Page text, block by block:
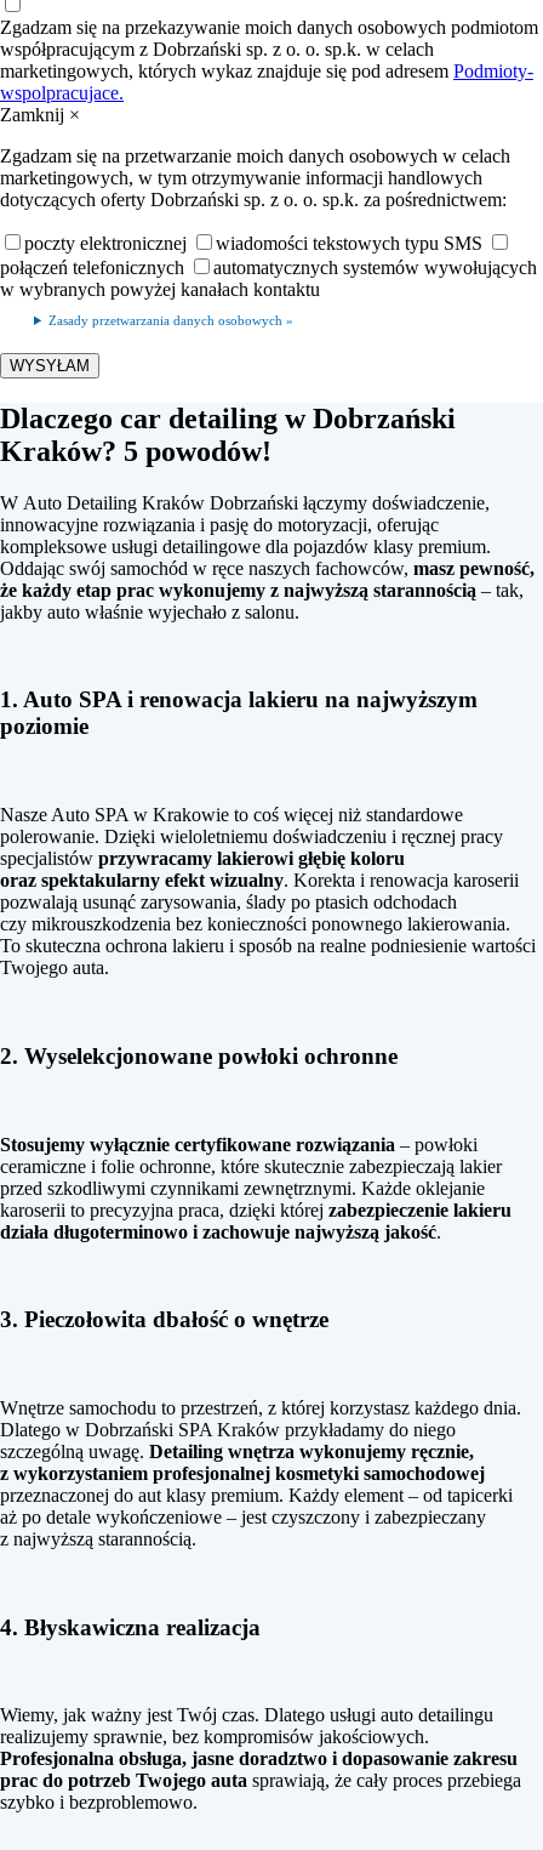
Zgadzam się na przekazywanie moich danych osobowych podmiotom
współpracującym z Dobrzański sp. z o. o. sp.k. w celach
marketingowych, których wykaz znajduje się pod adresem Podmioty-
wspolpracujace.
Zamknij ×
Zgadzam się na przetwarzanie moich danych osobowych w celach
marketingowych, w tym otrzymywanie informacji handlowych
dotyczących oferty Dobrzański sp. z o. o. sp.k. za pośrednictwem:
poczty elektronicznej
wiadomości tekstowych typu SMS
połączeń telefonicznych
automatycznych systemów wywołujących
w wybranych powyżej kanałach kontaktu
Zasady przetwarzania danych osobowych »
Dlaczego car detailing w Dobrzański
Kraków? 5 powodów!
W Auto Detailing Kraków Dobrzański łączymy doświadczenie,
innowacyjne rozwiązania i pasję do motoryzacji, oferując
kompleksowe usługi detailingowe dla pojazdów klasy premium.
Oddając swój samochód w ręce naszych fachowców, masz pewność,
że każdy etap prac wykonujemy z najwyższą starannością – tak,
jakby auto właśnie wyjechało z salonu.
1. Auto SPA i renowacja lakieru na najwyższym
poziomie
Nasze Auto SPA w Krakowie to coś więcej niż standardowe
polerowanie. Dzięki wieloletniemu doświadczeniu i ręcznej pracy
specjalistów przywracamy lakierowi głębię koloru
oraz spektakularny efekt wizualny. Korekta i renowacja karoserii
pozwalają usunąć zarysowania, ślady po ptasich odchodach
czy mikrouszkodzenia bez konieczności ponownego lakierowania.
To skuteczna ochrona lakieru i sposób na realne podniesienie wartości
Twojego auta.
2. Wyselekcjonowane powłoki ochronne
Stosujemy wyłącznie certyfikowane rozwiązania – powłoki
ceramiczne i folie ochronne, które skutecznie zabezpieczają lakier
przed szkodliwymi czynnikami zewnętrznymi. Każde oklejanie
karoserii to precyzyjna praca, dzięki której zabezpieczenie lakieru
działa długoterminowo i zachowuje najwyższą jakość.
3. Pieczołowita dbałość o wnętrze
Wnętrze samochodu to przestrzeń, z której korzystasz każdego dnia.
Dlatego w Dobrzański SPA Kraków przykładamy do niego
szczególną uwagę. Detailing wnętrza wykonujemy ręcznie,
z wykorzystaniem profesjonalnej kosmetyki samochodowej
przeznaczonej do aut klasy premium. Każdy element – od tapicerki
aż po detale wykończeniowe – jest czyszczony i zabezpieczany
z najwyższą starannością.
4. Błyskawiczna realizacja
Wiemy, jak ważny jest Twój czas. Dlatego usługi auto detailingu
realizujemy sprawnie, bez kompromisów jakościowych.
Profesjonalna obsługa, jasne doradztwo i dopasowanie zakresu
prac do potrzeb Twojego auta sprawiają, że cały proces przebiega
szybko i bezproblemowo.